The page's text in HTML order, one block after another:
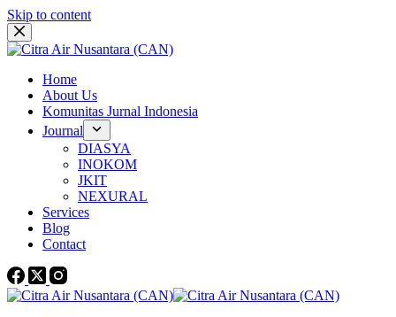
Skip to content
Home
About Us
Komunitas Jurnal Indonesia
Journal
DIASYA
INOKOM
JKIT
NEXURAL
Services
Blog
Contact